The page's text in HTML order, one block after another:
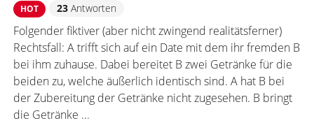
HOT 23Antworten
Folgender fiktiver (aber nicht zwingend realitätsferner)
Rechtsfall: A trifft sich auf ein Date mit dem ihr fremden B
bei ihm zuhause. Dabei bereitet B zwei Getränke für die
beiden zu, welche äußerlich identisch sind. A hat B bei
der Zubereitung der Getränke nicht zugesehen. B bringt
die Getränke ...